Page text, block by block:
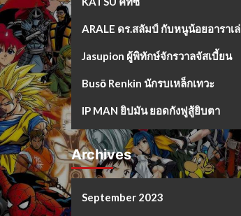
ARALE ดร.สลัมป์ กับหนูน้อยอาราเล่
Jasupion ผู้พิทักษ์จักรวาลจัสเบี้ยน
Busō Renkin นักรบเหล็กเทวะ
IP MAN ยิปมัน ยอดกังฟูสู้ยิบตา
Archives
September 2023